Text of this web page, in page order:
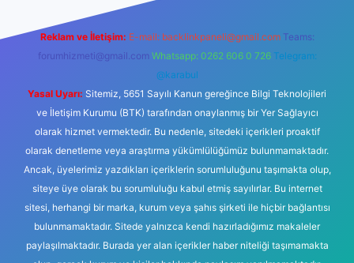
Reklam ve İletişim: E-mail: backlinkpaneli@gmail.com Teams:
forumhizmeti@gmail.com Whatsapp: 0262 606 0 726 Telegram:
@karabul
Yasal Uyarı: Sitemiz, 5651 Sayılı Kanun gereğince Bilgi Teknolojileri
ve İletişim Kurumu (BTK) tarafından onaylanmış bir Yer Sağlayıcı
olarak hizmet vermektedir. Bu nedenle, sitedeki içerikleri proaktif
olarak denetleme veya araştırma yükümlülüğümüz bulunmamaktadır.
Ancak, üyelerimiz yazdıkları içeriklerin sorumluluğunu taşımakta olup,
siteye üye olarak bu sorumluluğu kabul etmiş sayılırlar. Bu internet
sitesi, herhangi bir marka, kurum veya şahıs şirketi ile hiçbir bağlantısı
bulunmamaktadır. Sitede yalnızca kendi hazırladığımız makaleler
paylaşılmaktadır. Burada yer alan içerikler haber niteliği taşımamakta